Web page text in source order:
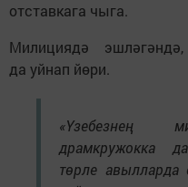
отставкага чыга.
Милициядә
да уйнап йөри.
«Үзебезнең
драмкружокка
төрле авылларда